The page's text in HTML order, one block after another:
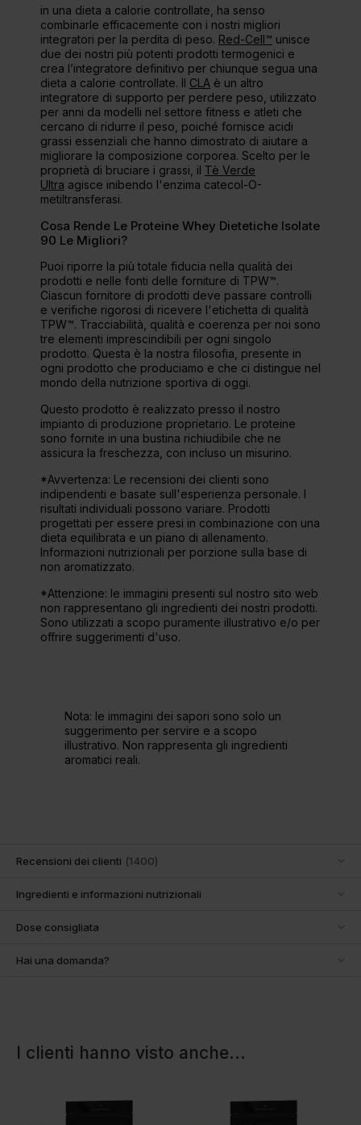
in una dieta a calorie controllate, ha senso
combinarle efficacemente con i nostri migliori
integratori per la perdita di peso. Red-Cell™ unisce
due dei nostri più potenti prodotti termogenici e
crea l’integratore definitivo per chiunque segua una
dieta a calorie controllate. Il CLA è un altro
integratore di supporto per perdere peso, utilizzato
per anni da modelli nel settore fitness e atleti che
cercano di ridurre il peso, poiché fornisce acidi
grassi essenziali che hanno dimostrato di aiutare a
migliorare la composizione corporea. Scelto per le
proprietà di bruciare i grassi, il Tè Verde
Ultra agisce inibendo l'enzima catecol-O-
metiltransferasi.
Cosa Rende Le Proteine Whey Dietetiche Isolate
90 Le Migliori?
Puoi riporre la più totale fiducia nella qualità dei
prodotti e nelle fonti delle forniture di TPW™.
Ciascun fornitore di prodotti deve passare controlli
e verifiche rigorosi di ricevere l'etichetta di qualità
TPW™. Tracciabilità, qualità e coerenza per noi sono
tre elementi imprescindibili per ogni singolo
prodotto. Questa è la nostra filosofia, presente in
ogni prodotto che produciamo e che ci distingue nel
mondo della nutrizione sportiva di oggi.
Questo prodotto è realizzato presso il nostro
impianto di produzione proprietario. Le proteine
sono fornite in una bustina richiudibile che ne
assicura la freschezza, con incluso un misurino.
*Avvertenza: Le recensioni dei clienti sono
indipendenti e basate sull'esperienza personale. I
risultati individuali possono variare. Prodotti
progettati per essere presi in combinazione con una
dieta equilibrata e un piano di allenamento.
Informazioni nutrizionali per porzione sulla base di
non aromatizzato.
*Attenzione: le immagini presenti sul nostro sito web
non rappresentano gli ingredienti dei nostri prodotti.
Sono utilizzati a scopo puramente illustrativo e/o per
offrire suggerimenti d'uso.
Nota: le immagini dei sapori sono solo un
suggerimento per servire e a scopo
illustrativo. Non rappresenta gli ingredienti
aromatici reali.
Recensioni dei clienti (1400)
Ingredienti e informazioni nutrizionali
Dose consigliata
Hai una domanda?
I clienti hanno visto anche...